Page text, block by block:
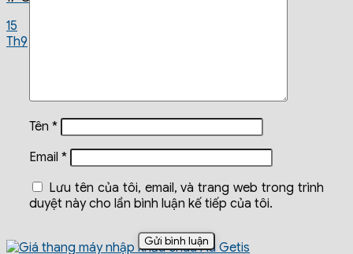
15
Th9
Tên *
Email *
Lưu tên của tôi, email, và trang web trong trình
duyệt này cho lần bình luận kế tiếp của tôi.